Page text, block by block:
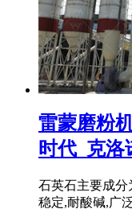
雷蒙磨粉
时代_克洛
石英石主要成分
稳定,耐酸碱,广